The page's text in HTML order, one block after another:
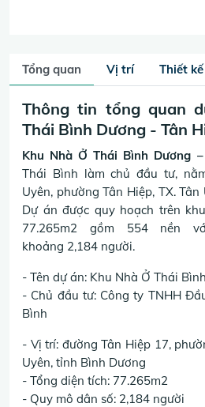
Tổng quan Vị trí Thiết
Thông tin tổng quan
Thái Bình Dương - Tân
Khu Nhà Ở Thái Bình Dương
Thái Bình làm chủ đầu tư,
Uyên, phường Tân Hiệp, TX.
Dự án được quy hoạch trên
77.265m2 gồm 554 nền
khoảng 2,184 người.
- Tên dự án: Khu Nhà Ở Thái
- Chủ đầu tư: Công ty TNHH
Bình
- Vị trí: đường Tân Hiệp 17,
Uyên, tỉnh Bình Dương
- Tổng diện tích: 77.265m2
- Quy mô dân số: 2,184 người